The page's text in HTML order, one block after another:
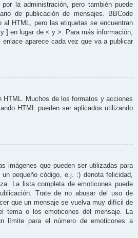
la administración, pero también puede
de publicación de mensajes. BBCode
HTML, pero las etiquetas se encuentran
] en lugar de < y >. Para más información,
enlace aparece cada vez que va a publicar
HTML. Muchos de los formatos y acciones
HTML pueden ser aplicados utilizando
imágenes que pueden ser utilizadas para
pequeño código, e.j. :) denota felicidad,
La lista completa de emoticones puede
Trate de no abusar del uso de
que un mensaje se vuelva muy difícil de
tema o los emoticones del mensaje. La
límite para el número de emoticones a